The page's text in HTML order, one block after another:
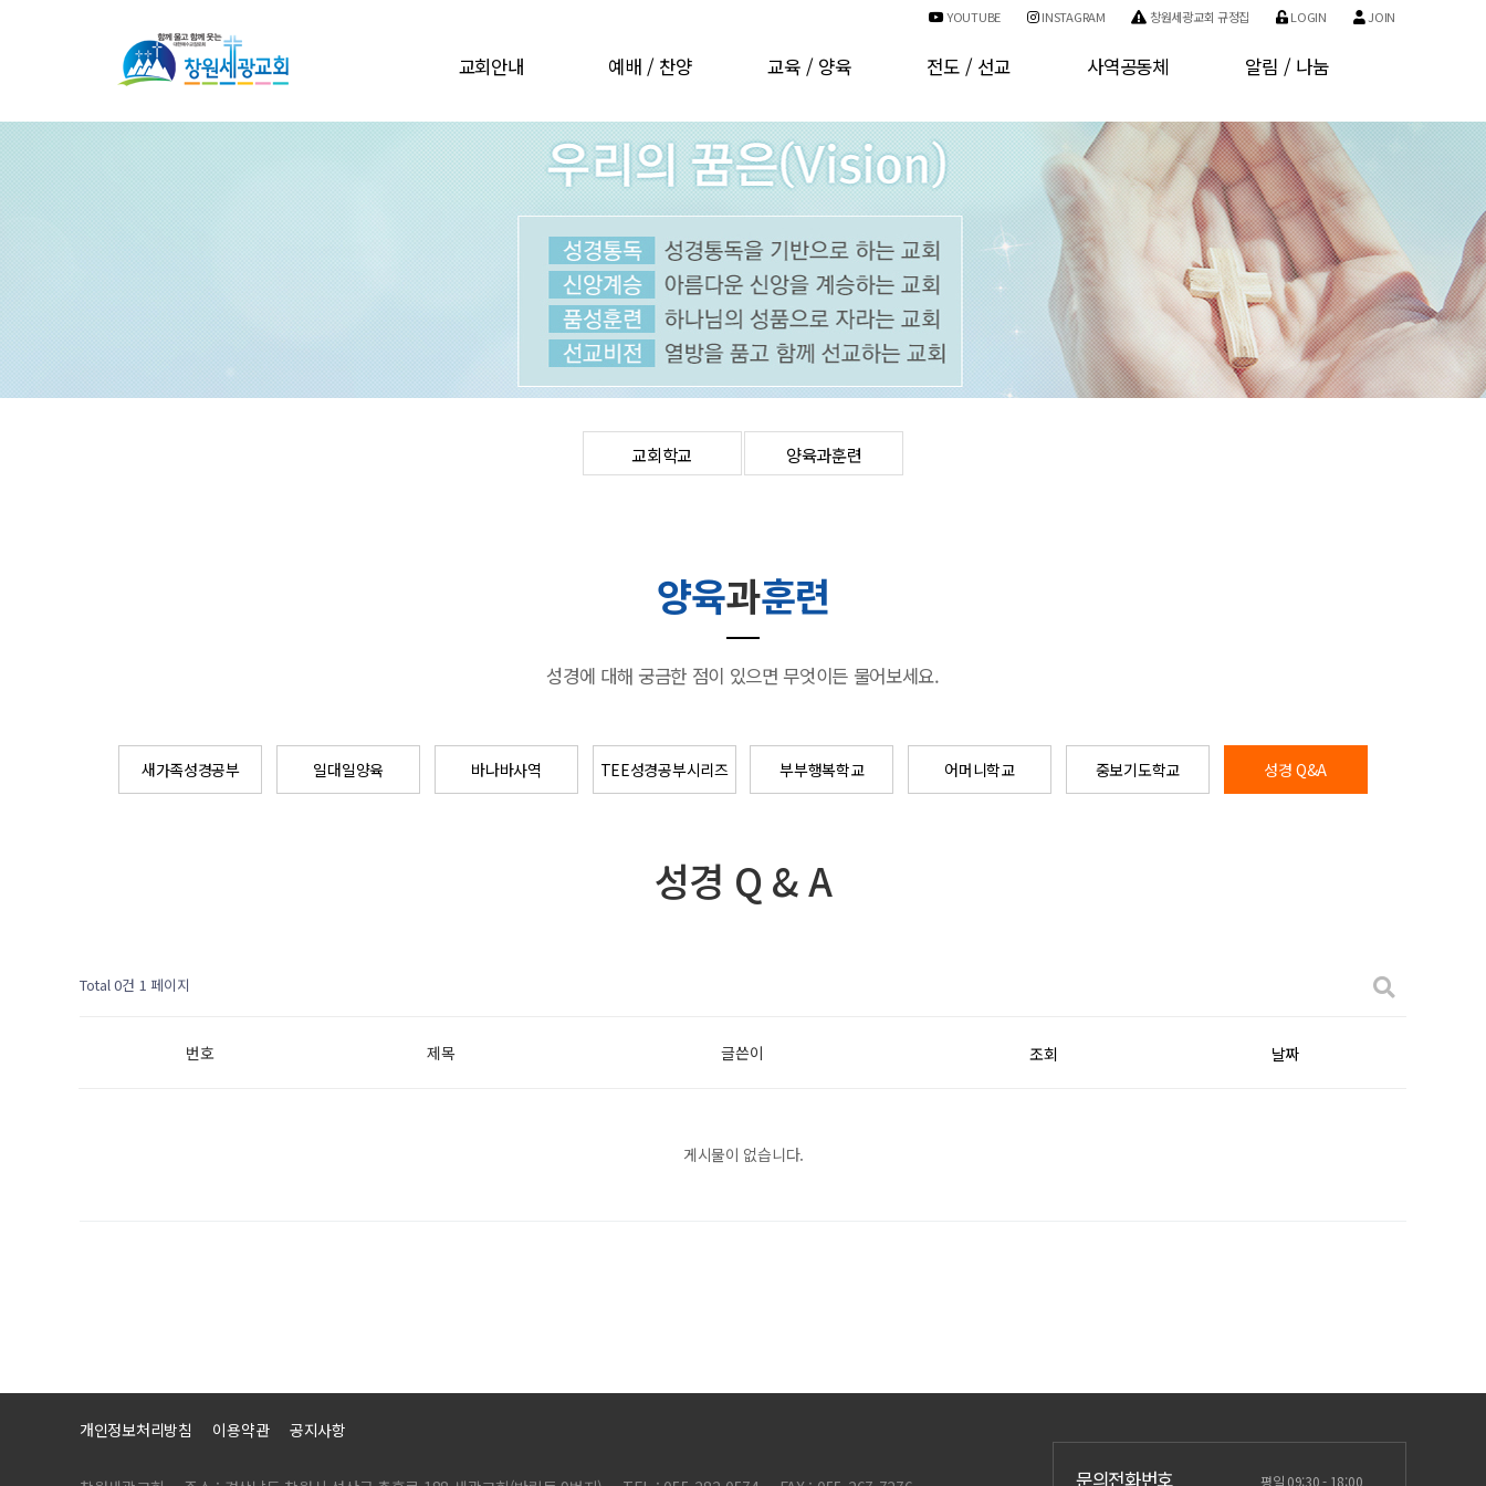
YOUTUBE INSTAGRAM 창원세광교회 규정집 LOGIN JOIN
교회안내
환영인사
교회비전
교회CI
예배 / 찬양
예배시간안내
예배 동영상
경배와찬양
찬양대 자료실
찬양대 자료실(기타)
행사 동영상
온라인주보
교육 / 양육
교회학교
양육과훈련
전도 / 선교
국내선교
해외선교
사역공동체
사역소개
기관소개
구역소개
알림 / 나눔
공지사항
자유게시판
사진게시판
개인정보처리방침
서비스 이용약관
회원가입
로그인
교회학교 양육과훈련
양육과훈련
성경에 대해 궁금한 점이 있으면 무엇이든 물어보세요.
새가족성경공부 일대일양육 바나바사역 TEE성경공부시리즈 부부행복학교 어머니학교 중보기도학교 성경 Q&A
성경 Q & A
Total 0건 1 페이지
번호 제목 글쓴이 조회 날짜
게시물이 없습니다.
개인정보처리방침 이용약관 공지사항
문의전화번호 평일 09:30 - 18:00